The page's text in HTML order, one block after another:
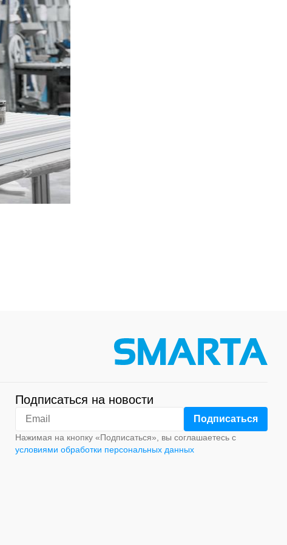
Подписаться на новости
Нажимая на кнопку «Подписаться», вы соглашаетесь с
условиями обработки персональных данных